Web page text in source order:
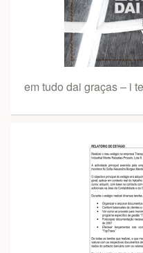
em tudo dai graças – i